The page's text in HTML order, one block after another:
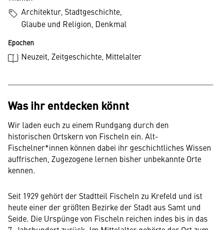
Architektur, Stadtgeschichte,
Glaube und Religion, Denkmal
Epochen
Neuzeit, Zeitgeschichte, Mittelalter
Was ihr entdecken könnt
Wir laden euch zu einem Rundgang durch den
historischen Ortskern von Fischeln ein. Alt-
Fischelner*innen können dabei ihr geschichtliches Wissen
auffrischen, Zugezogene lernen bisher unbekannte Orte
kennen.
Seit 1929 gehört der Stadtteil Fischeln zu Krefeld und ist
heute einer der größten Bezirke der Stadt aus Samt und
Seide. Die Urspünge von Fischeln reichen indes bis in das